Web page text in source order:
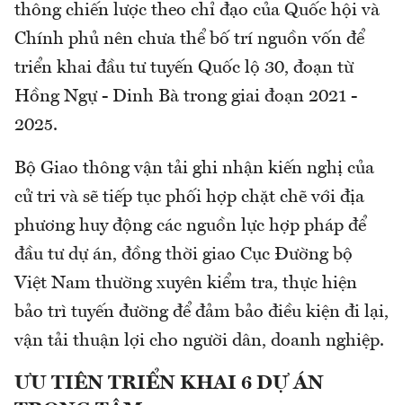
thông chiến lược theo chỉ đạo của Quốc hội và
Chính phủ nên chưa thể bố trí nguồn vốn để
triển khai đầu tư tuyến Quốc lộ 30, đoạn từ
Hồng Ngự - Dinh Bà trong giai đoạn 2021 -
2025.
Bộ Giao thông vận tải ghi nhận kiến nghị của
cử tri và sẽ tiếp tục phối hợp chặt chẽ với địa
phương huy động các nguồn lực hợp pháp để
đầu tư dự án, đồng thời giao Cục Đường bộ
Việt Nam thường xuyên kiểm tra, thực hiện
bảo trì tuyến đường để đảm bảo điều kiện đi lại,
vận tải thuận lợi cho người dân, doanh nghiệp.
ƯU TIÊN TRIỂN KHAI 6 DỰ ÁN